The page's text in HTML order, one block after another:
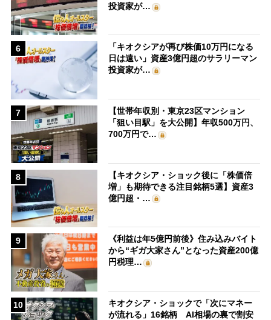
投資家が…
6
「キオクシアが再び株価10万円になる
日は遠い」資産3億円超のサラリーマン
投資家が…
7
【世帯年収別・東京23区マンション
「狙い目駅」を大公開】年収500万円、
700万円で…
8
【キオクシア・ショック後に「株価倍
増」も期待できる注目銘柄5選】資産3
億円超・…
9
《利益は年5億円前後》住み込みバイト
から“ギガ大家さん”となった資産200億
円税理…
10
キオクシア・ショックで「次にマネー
が流れる」16銘柄 AI相場の裏で割安